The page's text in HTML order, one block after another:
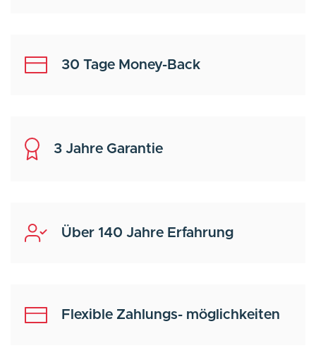
30 Tage Money-Back
3 Jahre Garantie
Über 140 Jahre Erfahrung
Flexible Zahlungs- möglichkeiten